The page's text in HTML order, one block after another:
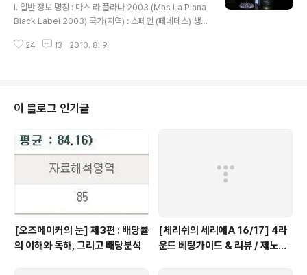
떻게 소개해야 할까. 하고 많이 고민했습니다. 많은 고민이
담긴 글은 실수가 많아지기도 하지만, 좋은 글이 되기도 합
니다. 대학 다닐 때부터 이곳저곳 활동을 정말 많이 했었지
I. 일반 정보 명칭 : 마스 라 플라나 2003 (Mas La Plana
Black Label 2003) 국가(지역) : 스페인 (페네데스) 생산
: 13.5% 가격 : 시중에서는 8-9만원 (일반 와인바에서는
(흔히 접할 수 있는 와인)이 7만원이기에 차라리 시도해 보
지 않은 와인을 시도해 보고자 했다. 그래서 그 전날 검색해
결과 이 와인을 추천하는 사람들이 몇몇 있었다. 여러개의
와인이 눈에 들어왔지만..
24 13 2010. 8. 9.
이 블로그 인기글
[오즈메이커의 눈] 제3편 : 배당률
의 이해와 독해, 그리고 배당분석
[체리쉬의 세리에A 16/17] 4라
운드 베팅가이드 & 리뷰 / 제노아